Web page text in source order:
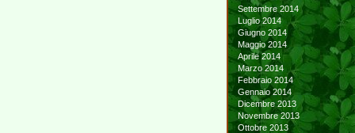
Settembre 2014
Luglio 2014
Giugno 2014
Maggio 2014
Aprile 2014
Marzo 2014
Febbraio 2014
Gennaio 2014
Dicembre 2013
Novembre 2013
Ottobre 2013